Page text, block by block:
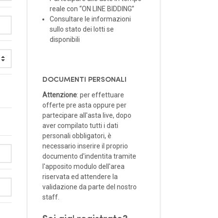
reale con “ON LINE BIDDING”
Consultare le informazioni
sullo stato dei lotti se
disponibili
DOCUMENTI PERSONALI
Attenzione: per effettuare
offerte pre asta oppure per
partecipare all'asta live, dopo
aver compilato tutti i dati
personali obbligatori, è
necessario inserire il proprio
documento d'indentita tramite
l'apposito modulo dell'area
riservata ed attendere la
validazione da parte del nostro
staff.